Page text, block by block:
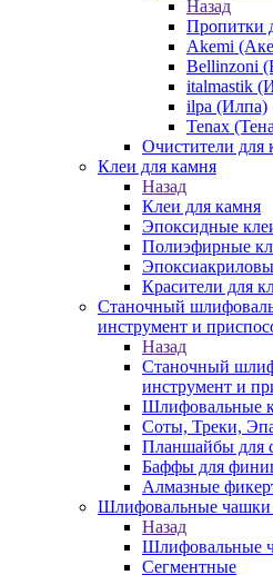
Назад
Пропитки
Akemi
Bellinzoni
italmastik
ilpa (Илпа)
Tenax
Очистители для
Клеи для камня
Назад
Клеи для камня
Эпоксидные
Полиэфирные
Красители для
Станочный
инструмент и
Назад
Станочный
инструмент и
Шлифовальные
Соты, Треки,
Планшайбы для
Баффы для
Алмазные
Шлифовальные
Назад
Шлифовальные
Сегментные